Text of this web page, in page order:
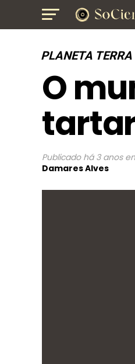
PLANETA TERRA
O
Publicado há 3 anos
Damares Alves